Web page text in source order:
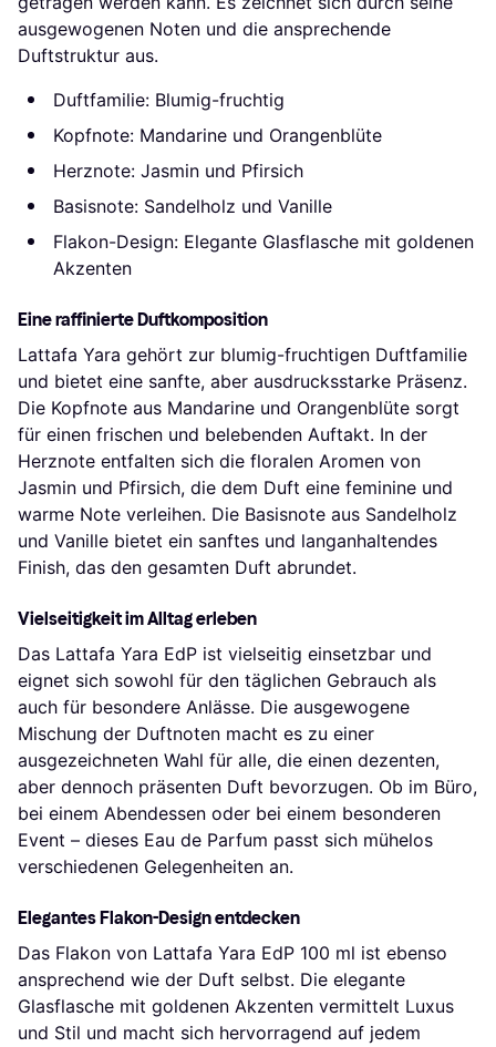
ausgewogenen Noten und die ansprechende
Duftstruktur aus.
Duftfamilie: Blumig-fruchtig
Kopfnote: Mandarine und Orangenblüte
Herznote: Jasmin und Pfirsich
Basisnote: Sandelholz und Vanille
Flakon-Design: Elegante Glasflasche mit goldenen
Akzenten
Eine raffinierte Duftkomposition
Lattafa Yara gehört zur blumig-fruchtigen Duftfamilie
und bietet eine sanfte, aber ausdrucksstarke Präsenz.
Die Kopfnote aus Mandarine und Orangenblüte sorgt
für einen frischen und belebenden Auftakt. In der
Herznote entfalten sich die floralen Aromen von
Jasmin und Pfirsich, die dem Duft eine feminine und
warme Note verleihen. Die Basisnote aus Sandelholz
und Vanille bietet ein sanftes und langanhaltendes
Finish, das den gesamten Duft abrundet.
Vielseitigkeit im Alltag erleben
Das Lattafa Yara EdP ist vielseitig einsetzbar und
eignet sich sowohl für den täglichen Gebrauch als
auch für besondere Anlässe. Die ausgewogene
Mischung der Duftnoten macht es zu einer
ausgezeichneten Wahl für alle, die einen dezenten,
aber dennoch präsenten Duft bevorzugen. Ob im Büro,
bei einem Abendessen oder bei einem besonderen
Event – dieses Eau de Parfum passt sich mühelos
verschiedenen Gelegenheiten an.
Elegantes Flakon-Design entdecken
Das Flakon von Lattafa Yara EdP 100 ml ist ebenso
ansprechend wie der Duft selbst. Die elegante
Glasflasche mit goldenen Akzenten vermittelt Luxus
und Stil und macht sich hervorragend auf jedem